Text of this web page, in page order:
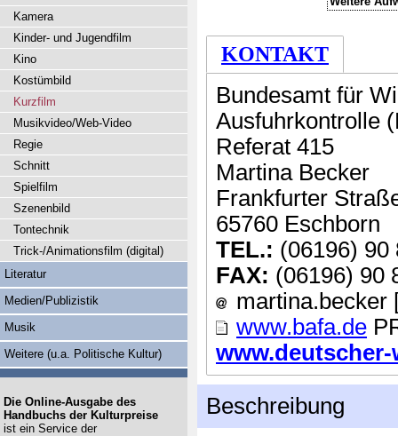
KONTAKT
Bundesamt für
Ausfuhrkontrolle
Referat 415
Martina Becker
Frankfurter
65760 Eschborn
TEL.: (06196) 90
FAX: (06196) 90
martina.becker
www.bafa.de
Beschreibung
Kamera
Kinder- und Jugendfilm
Kino
Kostümbild
Kurzfilm
Musikvideo/Web-Video
Regie
Schnitt
Spielfilm
Szenenbild
Tontechnik
Trick-/Animationsfilm (digital)
Literatur
Medien/Publizistik
Musik
Weitere (u.a. Politische Kultur)
Die Online-Ausgabe des
Handbuchs der Kulturpreise
ist ein Service der